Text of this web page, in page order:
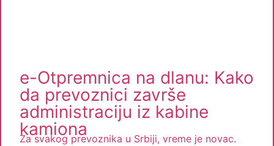
e-Otpremnica na dlanu: Kako
da prevoznici završe
administraciju iz kabine
kamiona
Za svakog prevoznika u Srbiji, vreme je novac.